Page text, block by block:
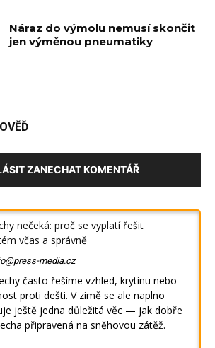
Náraz do výmolu nemusí skončit
jen výměnou pneumatiky
ZANECHAT KOMENTÁŘ
nečeká: proč se vyplatí řešit
včas a správně
media.cz
často řešíme vzhled, krytinu nebo
proti dešti. V zimě se ale naplno
ještě jedna důležitá věc — jak dobře
připravená na sněhovou zátěž.